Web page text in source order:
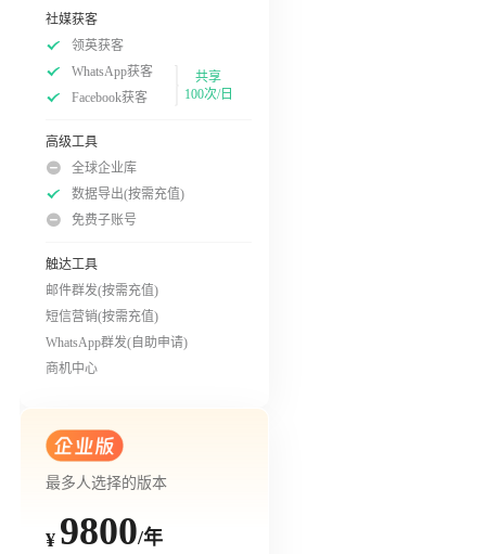
社媒获客
领英获客
WhatsApp获客
Facebook获客
共享
100次/日
高级工具
全球企业库
数据导出(按需充值)
免费子账号
触达工具
邮件群发(按需充值)
短信营销(按需充值)
WhatsApp群发(自助申请)
商机中心
最多人选择的版本
¥ 9800/年